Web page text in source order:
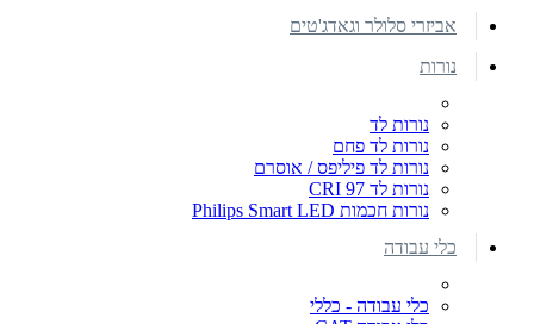
אביזרי סלולר וגאדג'טים
נורות
נורות לד
נורות לד פחם
נורות לד פיליפס / אוסרם
נורות לד CRI 97
נורות חכמות Philips Smart LED
כלי עבודה
כלי עבודה - כללי